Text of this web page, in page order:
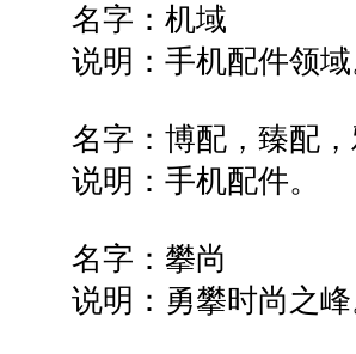
名字：机域
说明：手机配件领域
名字：博配，臻配，
说明：手机配件。
名字：攀尚
说明：勇攀时尚之峰